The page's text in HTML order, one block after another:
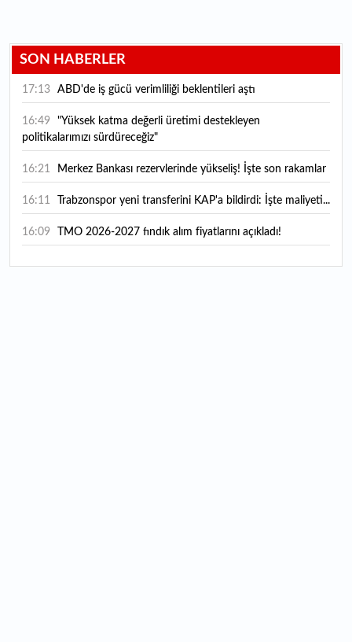
SON HABERLER
17:13 ABD'de iş gücü verimliliği beklentileri aştı
16:49
politikalarımızı sürdüreceğiz"
16:21 Merkez Bankası rezervlerinde yükseliş! İşte son rakamlar
16:11 Trabzonspor yeni transferini KAP'a bildirdi: İşte maliyeti...
16:09 TMO 2026-2027 fındık alım fiyatlarını açıkladı!